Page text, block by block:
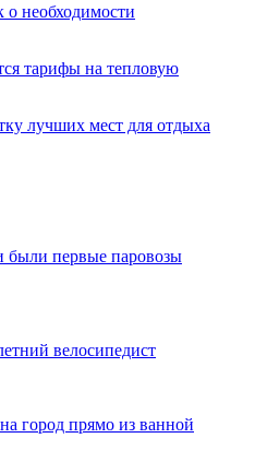
о необходимости
тарифы на тепловую
лучших мест для отдыха
были первые паровозы
велосипедист
город прямо из ванной